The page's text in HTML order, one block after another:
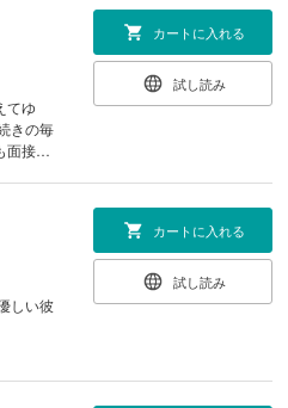
てゆ
面接途
デ
カートに入れる
試し読み
しい彼
カートに入れる
試し読み